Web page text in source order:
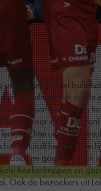
aan de partij. Het
resulteert dat ook in
Vossen trapt tegen
prijs voor onze Boeren!
achteruit en dat
en knalt het leer
door en gaan op zoek
hoekschoppen en
Ook de bezoekers uit